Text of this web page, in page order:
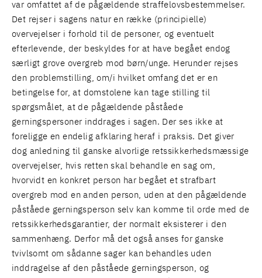
var omfattet af de pågældende straffelovsbestemmelser.
Det rejser i sagens natur en række (principielle)
overvejelser i forhold til de personer, og eventuelt
efterlevende, der beskyldes for at have begået endog
særligt grove overgreb mod børn/unge. Herunder rejses
den problemstilling, om/i hvilket omfang det er en
betingelse for, at domstolene kan tage stilling til
spørgsmålet, at de pågældende påståede
gerningspersoner inddrages i sagen. Der ses ikke at
foreligge en endelig afklaring heraf i praksis. Det giver
dog anledning til ganske alvorlige retssikkerhedsmæssige
overvejelser, hvis retten skal behandle en sag om,
hvorvidt en konkret person har begået et strafbart
overgreb mod en anden person, uden at den pågældende
påståede gerningsperson selv kan komme til orde med de
retssikkerhedsgarantier, der normalt eksisterer i den
sammenhæng. Derfor må det også anses for ganske
tvivlsomt om sådanne sager kan behandles uden
inddragelse af den påståede gerningsperson, og